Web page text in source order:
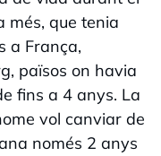
més, que tenia
a França,
països on havia
fins a 4 anys. La
vol canviar de
només 2 anys